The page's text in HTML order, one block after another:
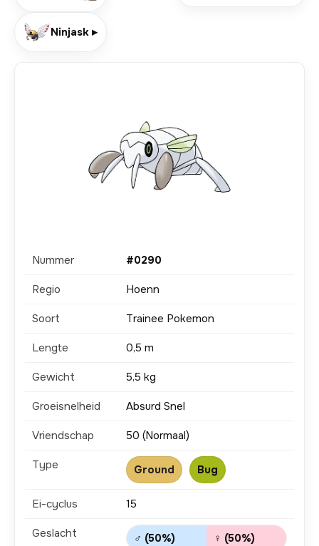
Ninjask ▸
Nummer #0290
Regio Hoenn
Soort Trainee Pokemon
Lengte 0,5 m
Gewicht 5,5 kg
Groeisnelheid Absurd Snel
Vriendschap 50 (Normaal)
Type Ground Bug
Ei-cyclus 15
Geslacht ♂ (50%) ♀ (50%)